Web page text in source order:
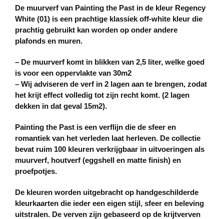
€74.00.€37.00.
De muurverf van Painting the Past in de kleur Regency
White (01) is een prachtige klassiek off-white kleur die
prachtig gebruikt kan worden op onder andere
plafonds en muren.
– De muurverf komt in blikken van 2,5 liter, welke goed
is voor een oppervlakte van 30m2
– Wij adviseren de verf in 2 lagen aan te brengen, zodat
het krijt effect volledig tot zijn recht komt. (2 lagen
dekken in dat geval 15m2).
Painting the Past is een verflijn die de sfeer en
romantiek van het verleden laat herleven. De collectie
bevat ruim 100 kleuren verkrijgbaar in uitvoeringen als
muurverf, houtverf (eggshell en matte finish) en
proefpotjes.
De kleuren worden uitgebracht op handgeschilderde
kleurkaarten die ieder een eigen stijl, sfeer en beleving
uitstralen. De verven zijn gebaseerd op de krijtverven